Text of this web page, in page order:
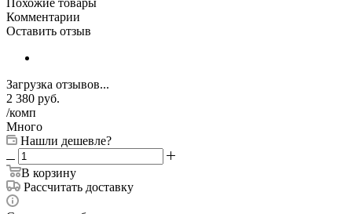
Комментарии
Оставить отзыв
Загрузка отзывов...
2 380 руб.
/комп
Много
Нашли дешевле?
В корзину
Рассчитать доставку